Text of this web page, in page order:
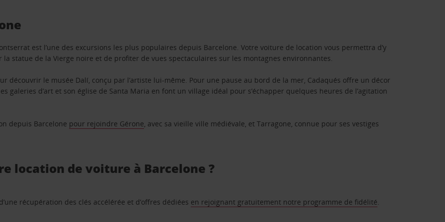
est l’une des excursions les plus populaires depuis Barcelone. Votre voiture de location vous permettra d’y
statue de la Vierge noire et de profiter de vues spectaculaires sur les montagnes environnantes.
découvrir le musée Dalí, conçu par l’artiste lui-même. Pour une pause au bord de la mer, Cadaqués offre un décor
galeries d’art et son église de Santa Maria en font un village idéal pour s’échapper quelques heures de l’agitation
depuis Barcelone pour rejoindre Gérone, avec sa vieille ville médiévale, et Tarragone, connue pour ses vestiges
location de voiture à Barcelone ?
récupération des clés accélérée et d’offres dédiées en rejoignant gratuitement notre programme de fidélité.